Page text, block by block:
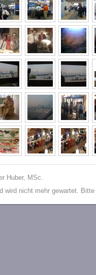
Huber, MSc.
wird nicht mehr gewartet.